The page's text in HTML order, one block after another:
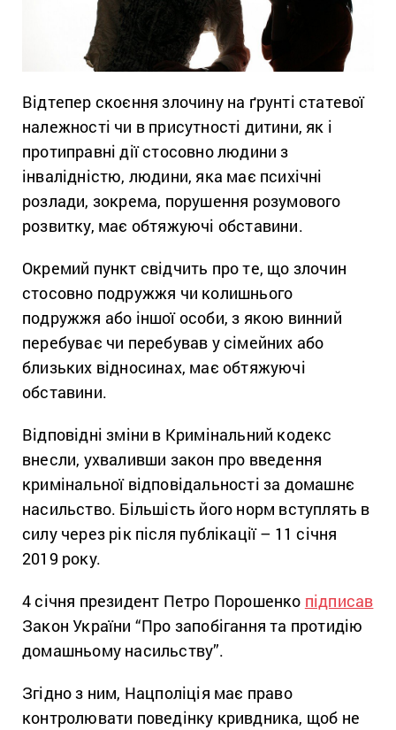
Відтепер скоєння злочину на ґрунті статевої
належності чи в присутності дитини, як і
протиправні дії стосовно людини з
інвалідністю, людини, яка має психічні
розлади, зокрема, порушення розумового
розвитку, має обтяжуючі обставини.
Окремий пункт свідчить про те, що злочин
стосовно подружжя чи колишнього
подружжя або іншої особи, з якою винний
перебуває чи перебував у сімейних або
близьких відносинах, має обтяжуючі
обставини.
Відповідні зміни в Кримінальний кодекс
внесли, ухваливши закон про введення
кримінальної відповідальності за домашнє
насильство. Більшість його норм вступлять в
силу через рік після публікації – 11 січня
2019 року.
4 січня президент Петро Порошенко підписав
Закон України “Про запобігання та протидію
домашньому насильству”.
Згідно з ним, Нацполіція має право
контролювати поведінку кривдника, щоб не